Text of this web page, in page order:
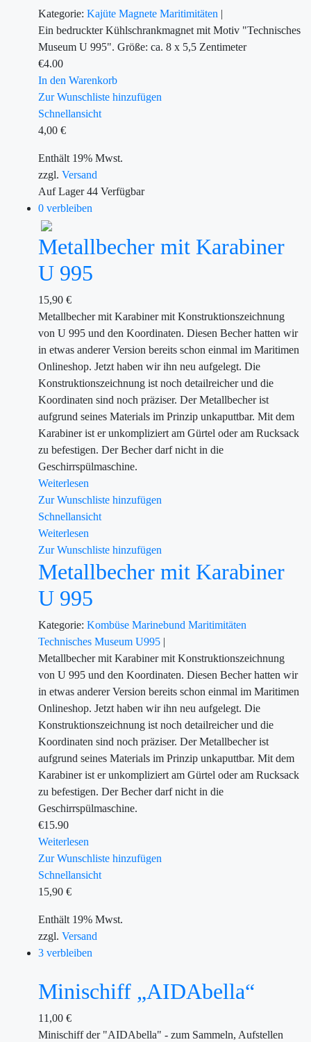
Kategorie: Kajüte Magnete Maritimitäten |
Ein bedruckter Kühlschrankmagnet mit Motiv "Technisches
Museum U 995". Größe: ca. 8 x 5,5 Zentimeter
€4.00
In den Warenkorb
Zur Wunschliste hinzufügen
Schnellansicht
4,00 €
Enthält 19% Mwst.
zzgl. Versand
Auf Lager44 Verfügbar
0 verbleiben
Metallbecher mit Karabiner
U 995
15,90 €
Metallbecher mit Karabiner mit Konstruktionszeichnung
von U 995 und den Koordinaten. Diesen Becher hatten wir
in etwas anderer Version bereits schon einmal im Maritimen
Onlineshop. Jetzt haben wir ihn neu aufgelegt. Die
Konstruktionszeichnung ist noch detailreicher und die
Koordinaten sind noch präziser. Der Metallbecher ist
aufgrund seines Materials im Prinzip unkaputtbar. Mit dem
Karabiner ist er unkompliziert am Gürtel oder am Rucksack
zu befestigen. Der Becher darf nicht in die
Geschirrspülmaschine.
Weiterlesen
Zur Wunschliste hinzufügen
Schnellansicht
Weiterlesen
Zur Wunschliste hinzufügen
Metallbecher mit Karabiner
U 995
Kategorie: Kombüse Marinebund Maritimitäten
Technisches Museum U995 |
Metallbecher mit Karabiner mit Konstruktionszeichnung
von U 995 und den Koordinaten. Diesen Becher hatten wir
in etwas anderer Version bereits schon einmal im Maritimen
Onlineshop. Jetzt haben wir ihn neu aufgelegt. Die
Konstruktionszeichnung ist noch detailreicher und die
Koordinaten sind noch präziser. Der Metallbecher ist
aufgrund seines Materials im Prinzip unkaputtbar. Mit dem
Karabiner ist er unkompliziert am Gürtel oder am Rucksack
zu befestigen. Der Becher darf nicht in die
Geschirrspülmaschine.
€15.90
Weiterlesen
Zur Wunschliste hinzufügen
Schnellansicht
15,90 €
Enthält 19% Mwst.
zzgl. Versand
3 verbleiben
Minischiff „AIDAbella“
11,00 €
Minischiff der "AIDAbella" - zum Sammeln, Aufstellen